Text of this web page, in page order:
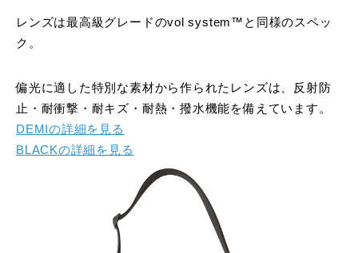
レンズは最高級グレードのvol system™と同様のスペッ
ク。
偏光に適した特別な素材から作られたレンズは、反射防
止・耐衝撃・耐キズ・耐熱・撥水機能を備えています。
DEMIの詳細を見る
BLACKの詳細を見る